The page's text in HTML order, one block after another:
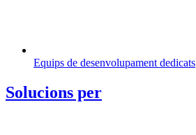
Equips de desenvolupament dedicats
Solucions per